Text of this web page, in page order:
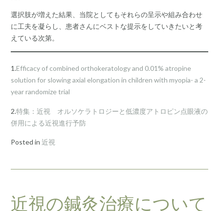
選択肢が増えた結果、当院としてもそれらの呈示や組み合わせ
に工夫を凝らし、患者さんにベストな提示をしていきたいと考
えている次第。
1.Efficacy of combined orthokeratology and 0.01% atropine
solution for slowing axial elongation in children with myopia- a 2-
year randomize trial
2.特集：近視 オルソケラトロジーと低濃度アトロピン点眼液の
併用による近視進行予防
Posted in 近視
近視の鍼灸治療について